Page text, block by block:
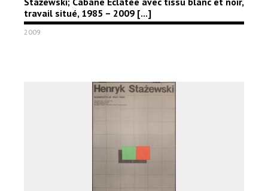
travail situé, 1985 – 2009 [...]
2009